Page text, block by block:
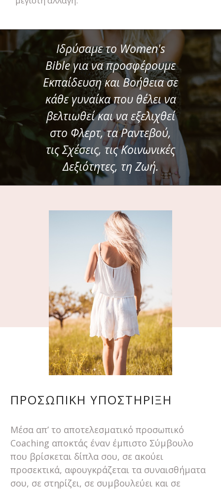
Ιδρύσαμε το Women's
Bible για να προσφέρουμε
Εκπαίδευση και Βοήθεια σε
κάθε γυναίκα που θέλει να
βελτιωθεί και να εξελιχθεί
στο Φλερτ, τα Ραντεβού,
τις Σχέσεις, τις Κοινωνικές
Δεξιότητες, τη Ζωή.
ΠΡΟΣΩΠΙΚΗ ΥΠΟΣΤΗΡΙΞΗ
Μέσα απ’ το αποτελεσματικό προσωπικό
Coaching αποκτάς έναν έμπιστο Σύμβουλο
που βρίσκεται δίπλα σου, σε ακούει
προσεκτικά, αφουγκράζεται τα συναισθήματα
σου, σε στηρίζει, σε συμβουλεύει και σε